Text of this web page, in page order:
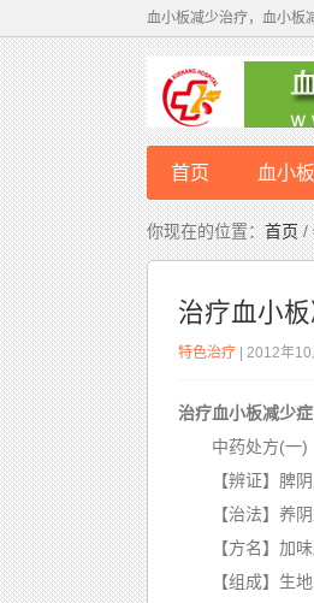
血小板减少治疗，血小板
首页 血小
病因
你现在的位置：首页/
治疗血小
特色治疗 | 2012年10
治疗血小板减少
中药处方(一)
【辨证】脾阴
【治法】养阴
【方名】加味
【组成】生地